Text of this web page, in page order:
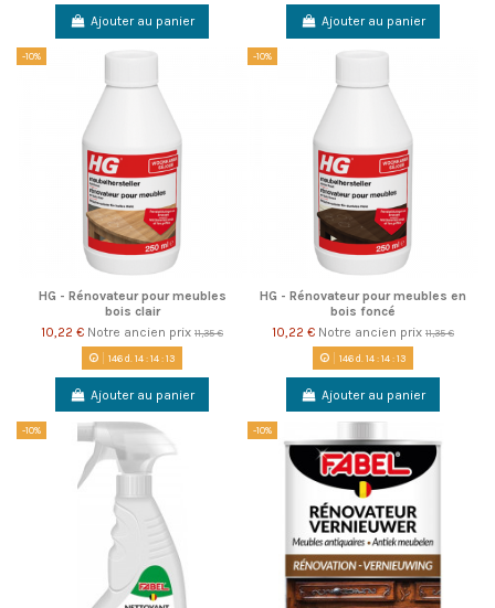
Ajouter au panier Ajouter au panier
-10%
HG - Rénovateur pour meubles
bois clair
10,22 € Notre ancien prix 11,35 €
146d. 14:14:13
Ajouter au panier
-10%
HG - Rénovateur pour meubles en
bois foncé
10,22 € Notre ancien prix 11,35 €
146d. 14:14:13
Ajouter au panier
-10% -10%